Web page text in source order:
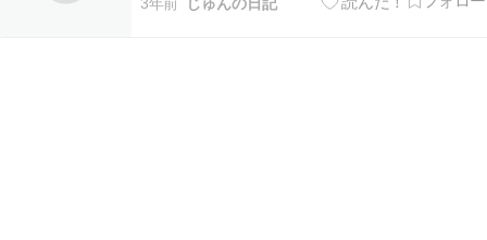
ので、ポスティングシステムでオークランドアス